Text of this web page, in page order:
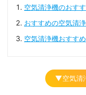
空気清浄機のおす
おすすめの空気清
空気清浄機おすす
▼空気清